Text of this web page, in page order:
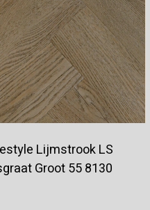
Lijmstrook LS
Groot 55 8130